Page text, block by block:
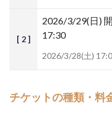
[ 2 ]
2026/3/29(日)
17:30
2026/3/28(土)
チケットの種類・料